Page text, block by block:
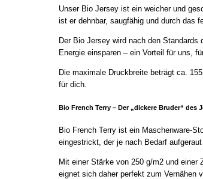
Unser Bio Jersey ist ein weicher und
ist er dehnbar, saugfähig und durch das
Der Bio Jersey wird nach den
Energie einsparen – ein Vorteil für uns,
Die maximale Druckbreite beträgt ca.
für dich.
Bio French Terry – Der „dickere Bruder“ des
Bio French Terry ist ein Maschenware-
eingestrickt, der je nach Bedarf
Mit einer Stärke von 250 g/m2 und
eignet sich daher perfekt zum Vernähen